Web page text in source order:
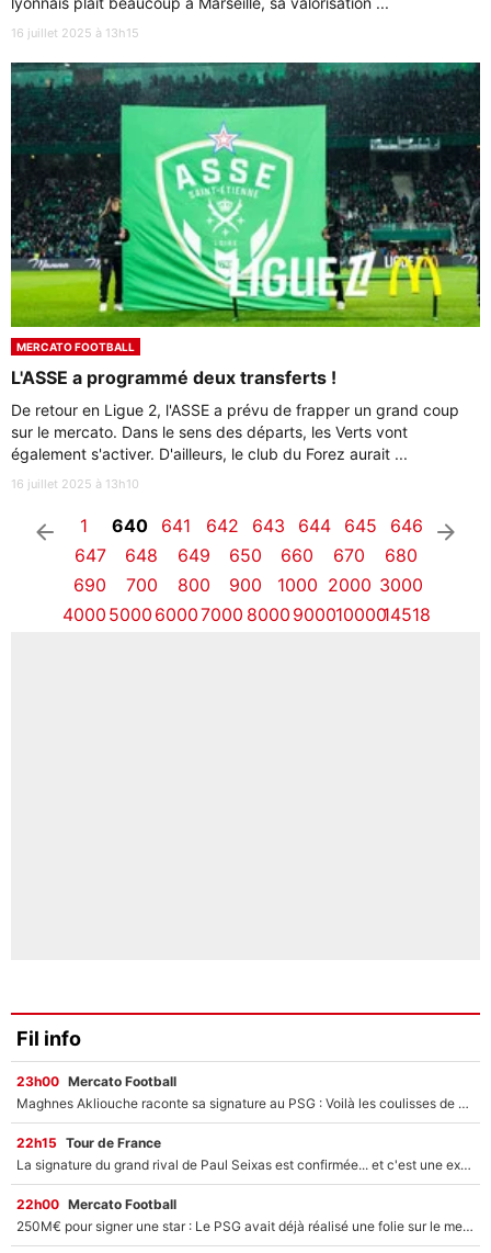
16 juillet 2025 à 13h15
MERCATO FOOTBALL
L'ASSE a programmé deux transferts !
De retour en Ligue 2, l'ASSE a prévu de frapper un grand coup
sur le mercato. Dans le sens des départs, les Verts vont
également s'activer. D'ailleurs, le club du Forez aurait ...
16 juillet 2025 à 13h10
arrow_left 1 640 641 642 643 644 645
646
647
648 649 650 660 670
680
690
700 800 900 1000 2000 3000
4000 5000 60007000 8000 90001000014518
arrow_right
Fil info
23h00 Mercato Football
Maghnes Akliouche raconte sa signature au PSG : Voilà les coulisses de son transfert de rêve à 50M€
22h15 Tour de France
La signature du grand rival de Paul Seixas est confirmée... et c'est une excellente nouvelle pour l'équipe Decathlon-CMA CGM !
22h00 Mercato Football
250M€ pour signer une star : Le PSG avait déjà réalisé une folie sur le mercato bien avant Neymar !